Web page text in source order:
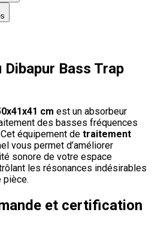
Bass Trap
cm est un absorbeur
des basses fréquences
équipement de traitement
vous permet d’améliorer
sonore de votre espace
les résonances indésirables
pièce.
et certification